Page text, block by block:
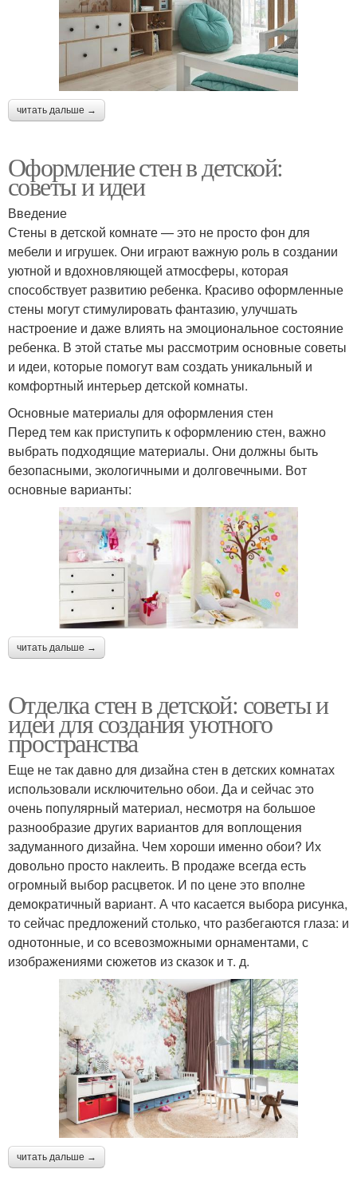
читать дальше →
Оформление стен в детской:
советы и идеи
Введение
Стены в детской комнате — это не просто фон для
мебели и игрушек. Они играют важную роль в создании
уютной и вдохновляющей атмосферы, которая
способствует развитию ребенка. Красиво оформленные
стены могут стимулировать фантазию, улучшать
настроение и даже влиять на эмоциональное состояние
ребенка. В этой статье мы рассмотрим основные советы
и идеи, которые помогут вам создать уникальный и
комфортный интерьер детской комнаты.
Основные материалы для оформления стен
Перед тем как приступить к оформлению стен, важно
выбрать подходящие материалы. Они должны быть
безопасными, экологичными и долговечными. Вот
основные варианты:
читать дальше →
Отделка стен в детской: советы и
идеи для создания уютного
пространства
Еще не так давно для дизайна стен в детских комнатах
использовали исключительно обои. Да и сейчас это
очень популярный материал, несмотря на большое
разнообразие других вариантов для воплощения
задуманного дизайна. Чем хороши именно обои? Их
довольно просто наклеить. В продаже всегда есть
огромный выбор расцветок. И по цене это вполне
демократичный вариант. А что касается выбора рисунка,
то сейчас предложений столько, что разбегаются глаза: и
однотонные, и со всевозможными орнаментами, с
изображениями сюжетов из сказок и т. д.
читать дальше →